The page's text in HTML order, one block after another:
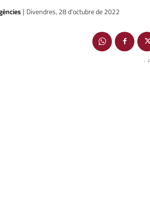
| Divendres, 28 d'octubre de 2022
-